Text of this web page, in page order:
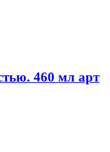
460 мл арт